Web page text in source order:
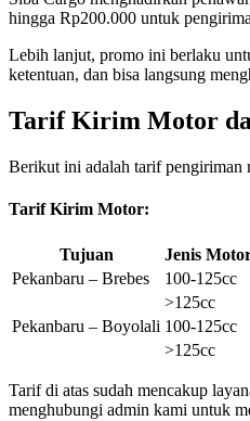
hingga Rp200.000 untuk
Lebih lanjut, promo ini berlaku
ketentuan, dan bisa langsung
Tarif Kirim Motor
Berikut ini adalah tarif pengiriman
Tarif Kirim Motor:
Tujuan Jenis
Pekanbaru – Brebes
100-125cc
>125cc
Pekanbaru – Boyolali 100-125cc
>125cc
Tarif di atas sudah mencakup
menghubungi admin kami untuk